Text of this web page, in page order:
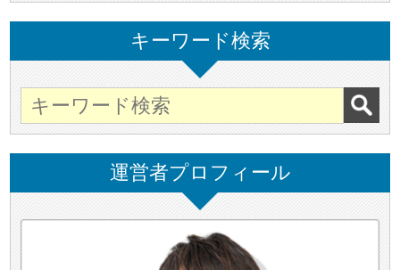
キーワード検索
運営者プロフィール